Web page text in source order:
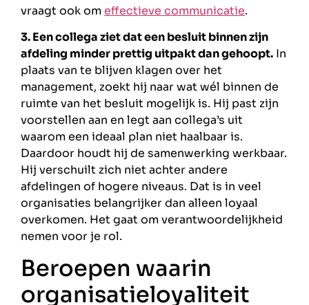
vraagt ook omeffectieve communicatie.
3. Een collega ziet dat een besluit binnen zijn
afdeling minder prettig uitpakt dan gehoopt. In
plaats van te blijven klagen over het
management, zoekt hij naar wat wél binnen de
ruimte van het besluit mogelijk is. Hij past zijn
voorstellen aan en legt aan collega’s uit
waarom een ideaal plan niet haalbaar is.
Daardoor houdt hij de samenwerking werkbaar.
Hij verschuilt zich niet achter andere
afdelingen of hogere niveaus. Dat is in veel
organisaties belangrijker dan alleen loyaal
overkomen. Het gaat om verantwoordelijkheid
nemen voor je rol.
Beroepen waarin
organisatieloyaliteit